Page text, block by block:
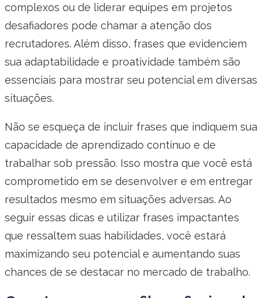
complexos ou de liderar equipes em projetos
desafiadores pode chamar a atenção dos
recrutadores. Além disso, frases que evidenciem
sua adaptabilidade e proatividade também são
essenciais para mostrar seu potencial em diversas
situações.
Não se esqueça de incluir frases que indiquem sua
capacidade de aprendizado contínuo e de
trabalhar sob pressão. Isso mostra que você está
comprometido em se desenvolver e em entregar
resultados mesmo em situações adversas. Ao
seguir essas dicas e utilizar frases impactantes
que ressaltem suas habilidades, você estará
maximizando seu potencial e aumentando suas
chances de se destacar no mercado de trabalho.